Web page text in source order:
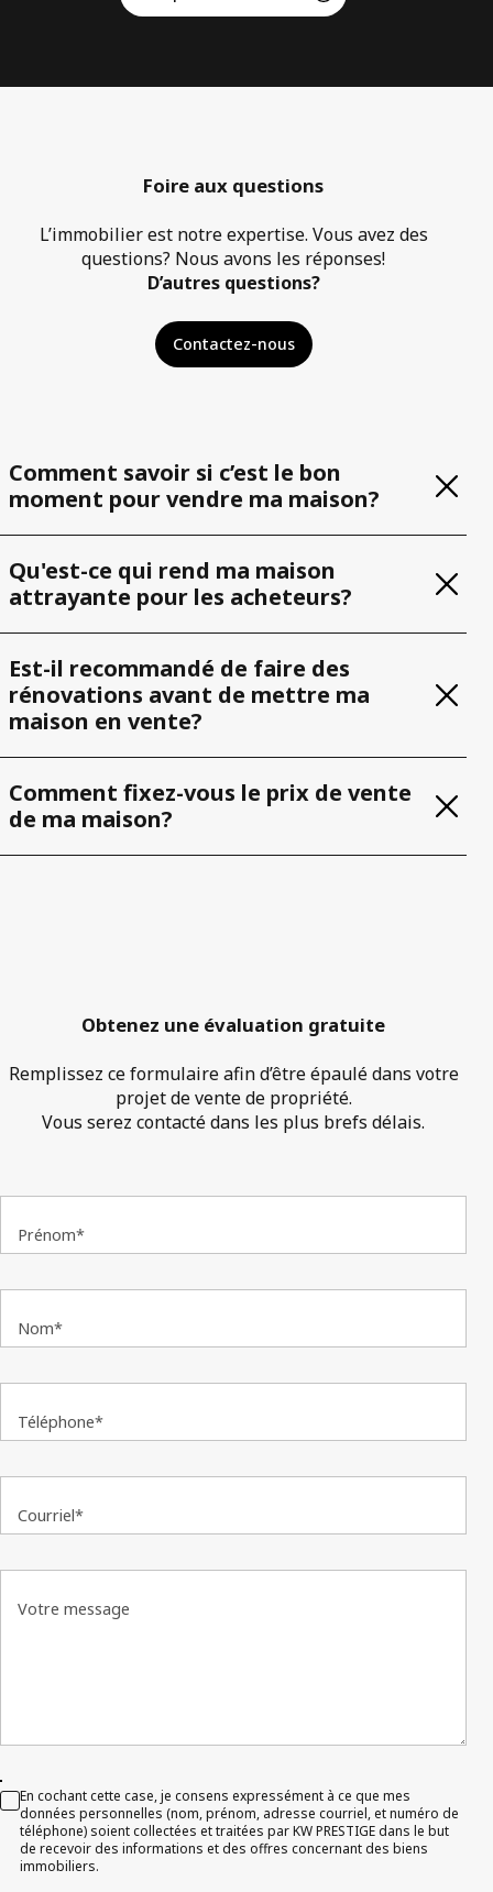
Foire aux questions
L’immobilier est notre expertise. Vous avez des
questions? Nous avons les réponses!
D’autres questions?
Contactez-nous
Comment savoir si c’est le bon
moment pour vendre ma maison?
Qu'est-ce qui rend ma maison
attrayante pour les acheteurs?
Est-il recommandé de faire des
rénovations avant de mettre ma
maison en vente?
Comment fixez-vous le prix de vente
de ma maison?
Obtenez une évaluation gratuite
Remplissez ce formulaire afin d’être épaulé dans votre
projet de vente de propriété.
Vous serez contacté dans les plus brefs délais.
Prénom*
Nom*
Téléphone*
Courriel*
Votre message
En cochant cette case, je consens expressément à ce que mes
données personnelles (nom, prénom, adresse courriel, et numéro de
téléphone) soient collectées et traitées par KW PRESTIGE dans le but
de recevoir des informations et des offres concernant des biens
immobiliers.